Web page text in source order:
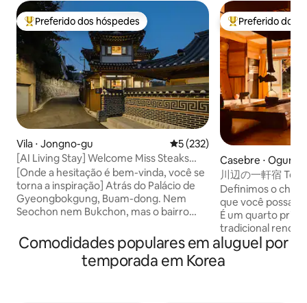
Entre os melhores preferidos dos hóspedes
Preferido dos hóspedes
Vila ⋅ Jongno-gu 5 de uma avaliação média de
5 (232)
[AI Living Stay] Welcome Miss Steaks
House - Estadia em uma casa de hanok
independente em Buam-dong, Jongno
[Onde a hesitação é bem-vinda, você se
torna a inspiração] Atrás do Palácio de
Gyeongbokgung, Buam-dong. Nem
Seochon nem Bukchon, mas o bairro
beco, havia uma casa hanok particular. O
local onde Anpyeongdaegun, o príncipe
de Joseon, ficou. Além desses
Entre os
Preferido dos
Casebre ⋅ Oguni
川辺の
Definimos o
que você possa
É um quarto
tradicional
propriedade
localizada em um
onde dois rios
Comodidades populares em aluguel por
temporada em Korea